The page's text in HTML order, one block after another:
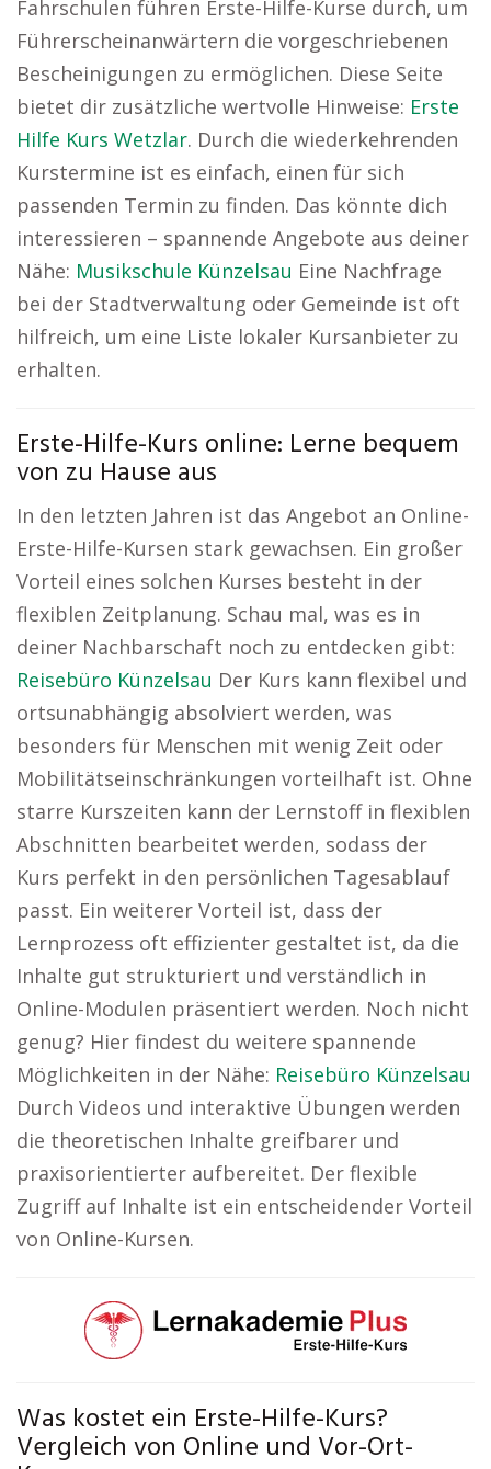
Fahrschulen führen Erste-Hilfe-Kurse durch, um
Führerscheinanwärtern die vorgeschriebenen
Bescheinigungen zu ermöglichen. Diese Seite
bietet dir zusätzliche wertvolle Hinweise: Erste
Hilfe Kurs Wetzlar. Durch die wiederkehrenden
Kurstermine ist es einfach, einen für sich
passenden Termin zu finden. Das könnte dich
interessieren – spannende Angebote aus deiner
Nähe: Musikschule Künzelsau Eine Nachfrage
bei der Stadtverwaltung oder Gemeinde ist oft
hilfreich, um eine Liste lokaler Kursanbieter zu
erhalten.
Erste-Hilfe-Kurs online: Lerne bequem
von zu Hause aus
In den letzten Jahren ist das Angebot an Online-
Erste-Hilfe-Kursen stark gewachsen. Ein großer
Vorteil eines solchen Kurses besteht in der
flexiblen Zeitplanung. Schau mal, was es in
deiner Nachbarschaft noch zu entdecken gibt:
Reisebüro Künzelsau Der Kurs kann flexibel und
ortsunabhängig absolviert werden, was
besonders für Menschen mit wenig Zeit oder
Mobilitätseinschränkungen vorteilhaft ist. Ohne
starre Kurszeiten kann der Lernstoff in flexiblen
Abschnitten bearbeitet werden, sodass der
Kurs perfekt in den persönlichen Tagesablauf
passt. Ein weiterer Vorteil ist, dass der
Lernprozess oft effizienter gestaltet ist, da die
Inhalte gut strukturiert und verständlich in
Online-Modulen präsentiert werden. Noch nicht
genug? Hier findest du weitere spannende
Möglichkeiten in der Nähe: Reisebüro Künzelsau
Durch Videos und interaktive Übungen werden
die theoretischen Inhalte greifbarer und
praxisorientierter aufbereitet. Der flexible
Zugriff auf Inhalte ist ein entscheidender Vorteil
von Online-Kursen.
Was kostet ein Erste-Hilfe-Kurs?
Vergleich von Online und Vor-Ort-